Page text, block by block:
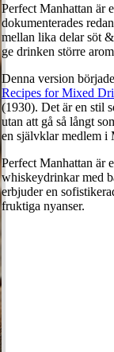
Perfect Manhattan är
dokumenterades
mellan lika delar söt
ge drinken större
Denna version
Recipes for Mixed
(1930). Det är en stil
utan att gå så långt
en självklar medlem i
Perfect Manhattan är
whiskeydrinkar med
erbjuder en
fruktiga nyanser.